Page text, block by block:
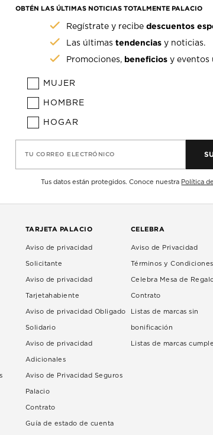
OBTÉN LAS ÚLTIMAS NOTICIAS TOTALMENTE PALACIO
Regístrate y recibedescuentos
Las últimastendencias y noticias.
Promociones, beneficios y eventos
MUJER
HOMBRE
HOGAR
TU CORREO ELECTRÓNICO
Tus datos están protegidos. Conoce nuestra Política
TARJETA PALACIO
Aviso de privacidad
Solicitante
Aviso de privacidad
Tarjetahabiente
Aviso de privacidad Obligado
Solidario
Aviso de privacidad
Adicionales
Aviso de Privacidad Seguros
Palacio
Contrato
Guía de estado de cuenta
CELEBRA
Aviso de Privacidad
Términos y
Celebra Mesa de
Contrato
Listas de marcas sin
bonificación
Listas de marcas